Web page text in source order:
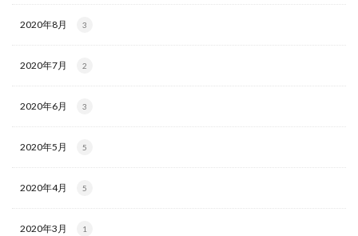
2020年8月 3
2020年7月 2
2020年6月 3
2020年5月 5
2020年4月 5
2020年3月 1